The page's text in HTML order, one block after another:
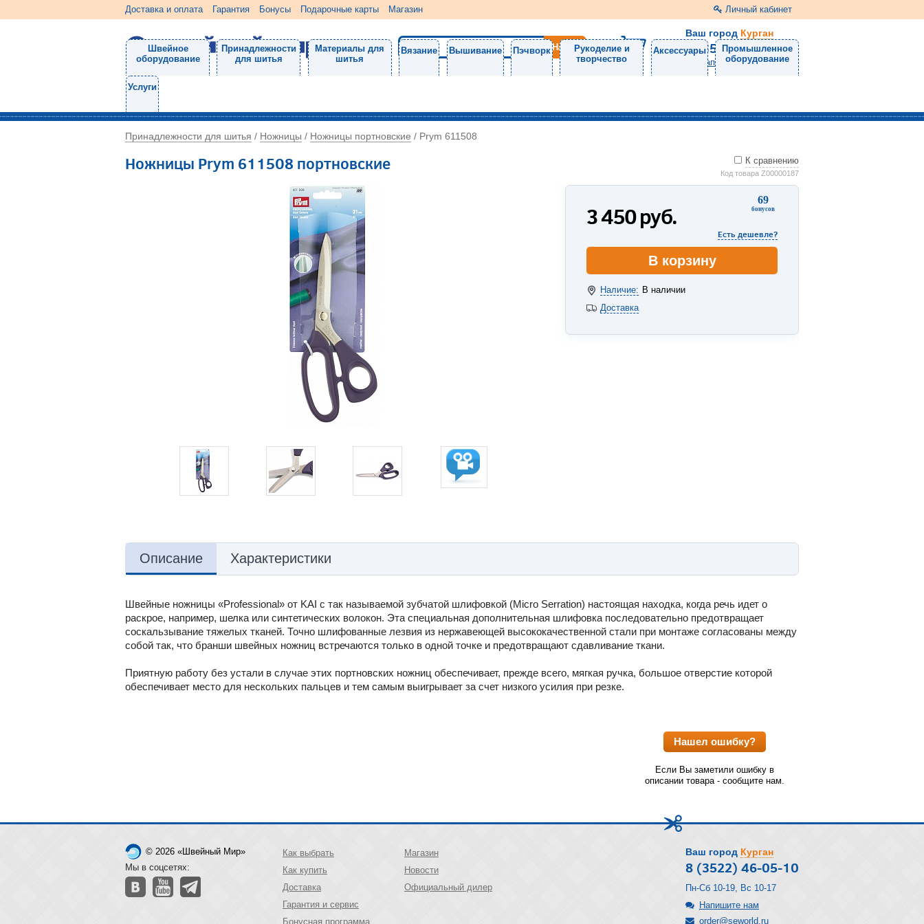
Доставка и оплата Гарантия Бонусы Подарочные карты Магазин Личный кабинет
Ваш город Курган
8 (3522) 46-05-10
Напишите нам
Швейное
оборудование
Принадлежности
для шитья
Материалы для
шитья
Вязание Вышивание Пэчворк
Рукоделие и
творчество
Аксессуары
Промышленное
оборудование
Услуги
Принадлежности для шитья / Ножницы / Ножницы портновские / Prym 611508
Ножницы Prym 611508 портновские К сравнению
Код товара Z00000187
69
бонусов
3 450руб.
Есть дешевле?
В корзину
Наличие: В наличии
Доставка
Описание Характеристики
Швейные ножницы «Professional» от KAI с так называемой зубчатой шлифовкой (Micro Serration) настоящая находка, когда речь идет о
раскрое, например, шелка или синтетических волокон. Эта специальная дополнительная шлифовка последовательно предотвращает
соскальзывание тяжелых тканей. Точно шлифованные лезвия из нержавеющей высококачественной стали при монтаже согласованы между
собой так, что бранши швейных ножниц встречаются только в одной точке и предотвращают сдавливание ткани.
Приятную работу без устали в случае этих портновских ножниц обеспечивает, прежде всего, мягкая ручка, большое отверстие которой
обеспечивает место для нескольких пальцев и тем самым выигрывает за счет низкого усилия при резке.
Нашел ошибку?
Если Вы заметили ошибку в
описании товара - сообщите нам.
© 2026 «Швейный Мир»
Мы в соцсетях:
Как выбрать
Как купить
Доставка
Гарантия и сервис
Бонусная программа
Магазин
Новости
Официальный дилер
Ваш город Курган
8 (3522) 46-05-10
Пн-Сб 10-19, Вс 10-17
Напишите нам
order@seworld.ru